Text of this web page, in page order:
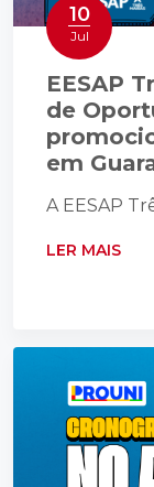
10
Jul
EESAP
de
em
A EESAP
LER MAIS